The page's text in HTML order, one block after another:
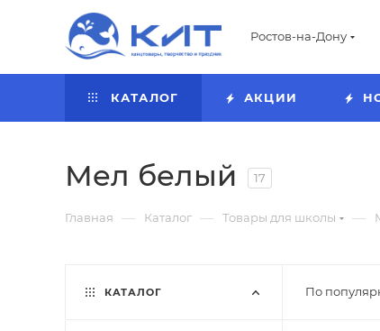
Ростов-на-Дону
КАТАЛОГ АКЦИИ
Мел белый 17
Главная — Каталог — Товары для школы —
По
КАТАЛОГ